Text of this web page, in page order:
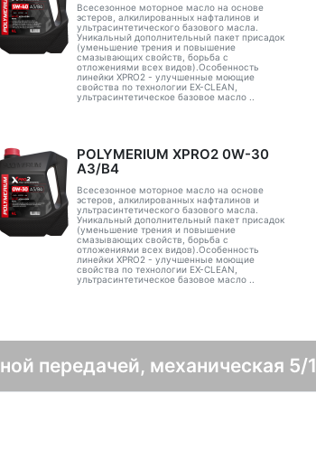
Всесезонное моторное масло на основе
эстеров, алкилированных нафталинов и
ультрасинтетического базового масла.
Уникальный дополнительный пакет присадок
(уменьшение трения и повышение
смазывающих свойств, борьба с
отложениями всех видов).Особенность
линейки XPRO2 - улучшенные моющие
свойства по технологии EX-CLEAN,
ультрасинтетическое базовое масло ..
POLYMERIUM XPRO2 0W-30
A3/B4
Всесезонное моторное масло на основе
эстеров, алкилированных нафталинов и
ультрасинтетического базового масла.
Уникальный дополнительный пакет присадок
(уменьшение трения и повышение
смазывающих свойств, борьба с
отложениями всех видов).Особенность
линейки XPRO2 - улучшенные моющие
свойства по технологии EX-CLEAN,
ультрасинтетическое базовое масло ..
передачей, механическая 5/1